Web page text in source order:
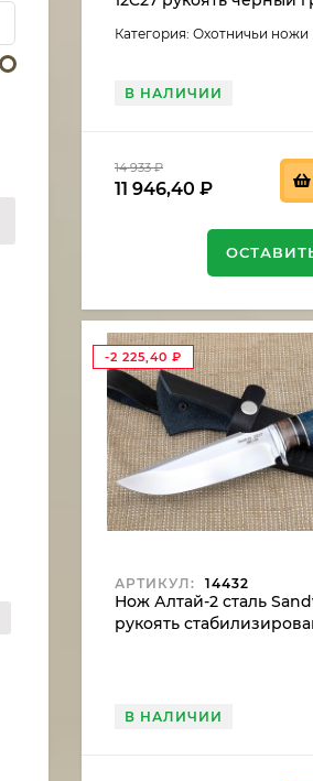
Категория: Охотничьи ножи
В НАЛИЧИИ
14 933₽
11 946,40 ₽
-2 225,40 ₽
АРТИКУЛ: 14432
Нож Алтай-2 сталь
рукоять
В НАЛИЧИИ